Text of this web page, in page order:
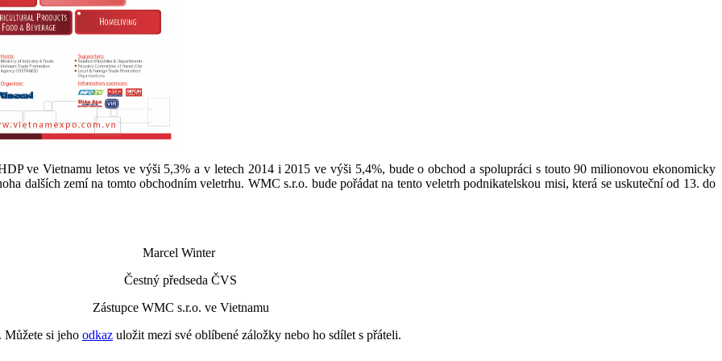
ve Vietnamu letos ve výši 5,3% a v letech 2014 i 2015 ve výši 5,4%, bude o obchod a spolupráci s touto 90 milionovou ekonomicky
dalších zemí na tomto obchodním veletrhu. WMC s.r.o. bude pořádat na tento veletrh podnikatelskou misi, která se uskuteční od 13. do
Marcel Winter
Čestný předseda ČVS
Zástupce WMC s.r.o. ve Vietnamu
Můžete si jeho odkaz uložit mezi své oblíbené záložky nebo ho sdílet s přáteli.